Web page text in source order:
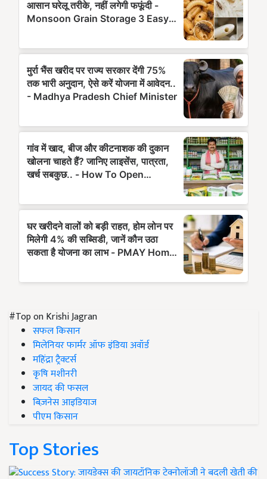
#Top on Krishi Jagran
सफल किसान
मिलेनियर फार्मर ऑफ इंडिया अवॉर्ड
महिंद्रा ट्रैक्टर्स
कृषि मशीनरी
जायद की फसल
बिज़नेस आइडियाज
पीएम किसान
Top Stories